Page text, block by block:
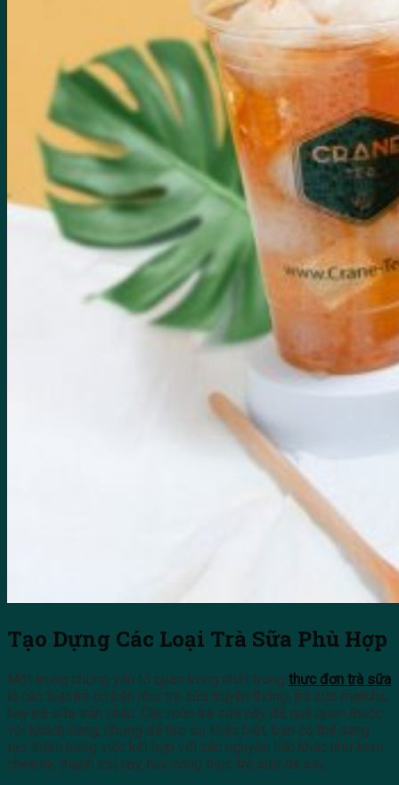
Tạo Dựng Các Loại Trà Sữa Phù Hợp
Một trong những yếu tố quan trọng nhất trong thực đơn trà sữa
là các loại trà cơ bản như trà sữa truyền thống, trà sữa matcha,
hay trà sữa trân châu. Các món trà sữa này đã quá quen thuộc
với khách hàng, nhưng để tạo sự khác biệt, bạn có thể sáng
tạo thêm bằng việc kết hợp với các nguyên liệu khác như kem
cheese, thạch trái cây, hay công thức trà sữa đá xay.